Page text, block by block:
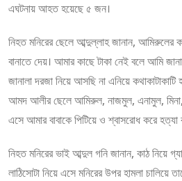
এঘটনায় আহত হয়েছে ৫ জন।
নিহত মনিরের ছেলে আব্দুল্লাহ জানান, আমিরুলের
বানাতে দেয়। আমার কাছে টাকা নেই বলে আমি
জানালা দরজা নিয়ে আসছি না এনিয়ে
আমদ আলীর ছেলে আমিরুল, নাজমুল, এনামুল,
এসে আমার বাবাকে পিটিয়ে ও শ্বাসরোধ করে হত্যা
নিহত মনিরের ভাই আব্দুল গনি জানান, কাঠ নিয়ে
লাঠিসোটা নিয়ে এসে মনিরের উপর হামলা চালিয়ে